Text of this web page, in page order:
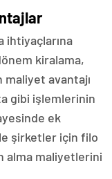
ihtiyaçlarına
kiralama,
avantajı
gibi işlemlerinin
ek
şirketler için filo
alma maliyetlerini